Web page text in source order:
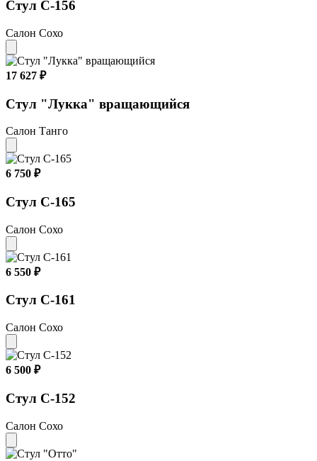
Стул С-156
Салон Сохо
17 627 ₽
Стул "Лукка" вращающийся
Салон Танго
6 750 ₽
Стул С-165
Салон Сохо
6 550 ₽
Стул С-161
Салон Сохо
6 500 ₽
Стул С-152
Салон Сохо